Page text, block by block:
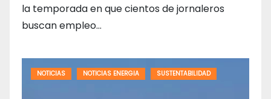
la temporada en que cientos de jornaleros
buscan empleo…
NOTICIAS NOTICIAS ENERGIA SUSTENTABILIDAD